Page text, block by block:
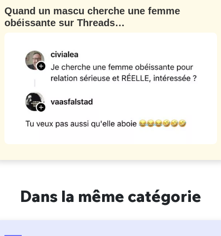
Quand un mascu cherche une femme
obéissante sur Threads…
Dans la même catégorie